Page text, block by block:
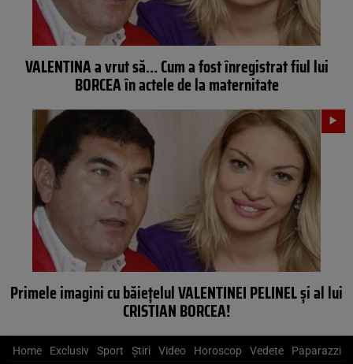
VALENTINA a vrut să… Cum a fost înregistrat fiul lui
BORCEA în actele de la maternitate
Primele imagini cu băieţelul VALENTINEI PELINEL şi al lui
CRISTIAN BORCEA!
Home Exclusiv Sport Știri Video Horoscop Vedete Paparazzi